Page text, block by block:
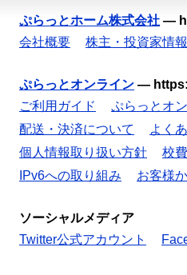
ぷらっとホーム株式会社 —
会社概要
株主・投資家情報
ぷらっとオンライン —
ご利用ガイド
ぷらっとオ
配送・決済について
よく
個人情報取り扱い方針
校
IPv6への取り組み
お客様
ソーシャルメディア
Twitter公式アカウント